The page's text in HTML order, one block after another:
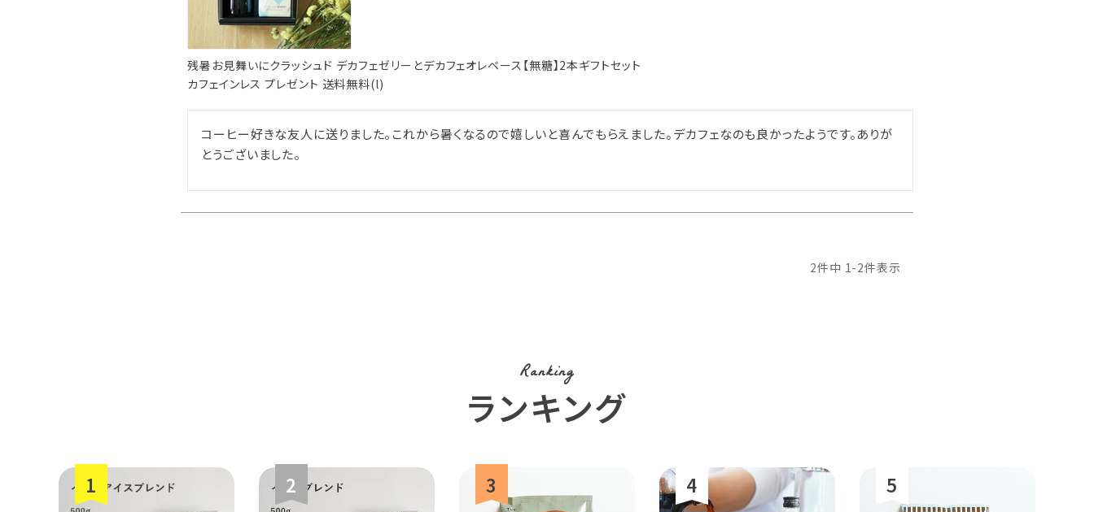
残暑お見舞いにクラッシュド デカフェゼリーとデカフェオレベース【無糖】2本ギフトセット
カフェインレス プレゼント 送料無料(l)
コーヒー好きな友人に送りました。これから暑くなるので嬉しいと喜んでもらえました。デカフェなのも良かったようです。ありが
とうございました。
2件中 1-2件表示
Ranking
ランキング